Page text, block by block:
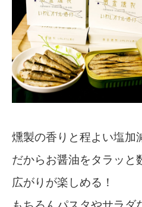
燻製の香りと程よい塩加
だからお醤油をタラッと
広がりが楽しめる！